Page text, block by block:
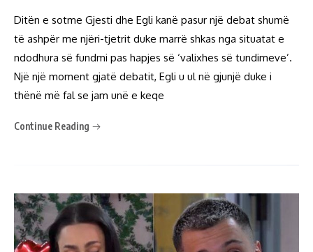
Ditën e sotme Gjesti dhe Egli kanë pasur një debat shumë
të ashpër me njëri-tjetrit duke marrë shkas nga situatat e
ndodhura së fundmi pas hapjes së ‘valixhes së tundimeve’.
Një një moment gjatë debatit, Egli u ul në gjunjë duke i
thënë më fal se jam unë e keqe
Continue Reading